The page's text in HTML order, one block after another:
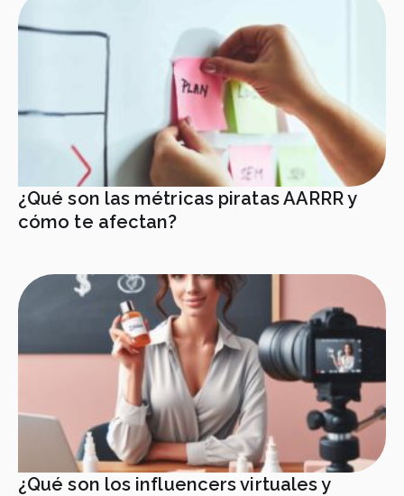
¿Qué son las métricas piratas AARRR y
cómo te afectan?
¿Qué son los influencers virtuales y